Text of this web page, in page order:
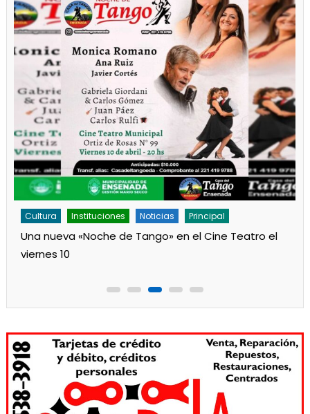
Cultura Noticias Principal
Los jardines de Ensenada iniciaron la salita de 1 año